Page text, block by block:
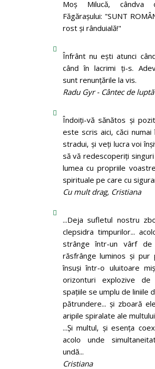
Moș Milucă, cândva
Făgăraşului: "SUNT
rost şi rânduială!"
Înfrânt nu ești atunci
când în lacrimi ți-s.
sunt renunțările la vis.
Radu Gyr - Cântec de luptă
Îndoiți-vă sănătos și
este scris aici, căci
stradui, și veți lucra voi
să vă redescoperiți
lumea cu propriile
spirituale pe care cu
Cu mult drag, Cristiana
...Deja sufletul nostru
clepsidra timpurilor...
strânge într-un vârf
răsfrânge luminos și pur
însuși într-o uluitoare
orizonturi explozive de
spațiile se umplu de liniile
pătrundere... și zboară
aripile spiralate ale
...Și multul, și esența
acolo unde
undă...
Cristiana